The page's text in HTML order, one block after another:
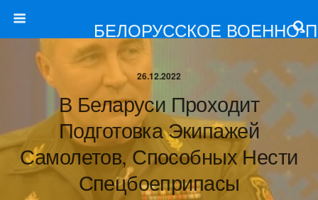
БЕЛОРУССКОЕ ВОЕННО-
26.12.2022
В Беларуси Проходит
Подготовка Экипажей
Самолетов, Способных Нести
Спецбоеприпасы